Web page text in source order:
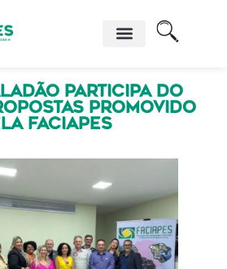
participa do
promovido
Faciapes